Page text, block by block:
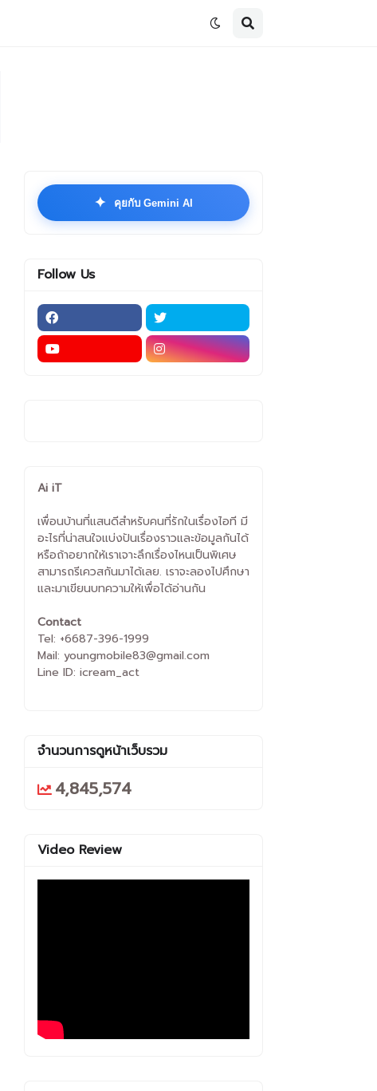
✦ คุยกับ Gemini AI
Follow Us
Ai iT
เพื่อนบ้านที่แสนดีสำหรับคนที่รักในเรื่องไอที มี
อะไรที่น่าสนใจแบ่งปันเรื่องราวและข้อมูลกันได้
หรือถ้าอยากให้เราเจาะลึกเรื่องไหนเป็นพิเศษ
สามารถรีเควสกันมาได้เลย. เราจะลองไปศึกษา
และมาเขียนบทความให้เพื่อได้อ่านกัน
Contact
Tel: +6687-396-1999
Mail: youngmobile83@gmail.com
Line ID: icream_act
จำนวนการดูหน้าเว็บรวม
4,845,574
Video Review